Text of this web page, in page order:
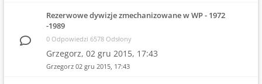
Rezerwowe dywizje zmechanizowane w WP - 1972
-1989
0 Odpowiedzi 6578 Odsłony
Grzegorz, 02 gru 2015, 17:43
Grzegorz 02 gru 2015, 17:43